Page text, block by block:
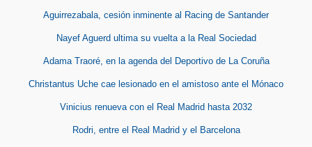
Aguirrezabala, cesión inminente al Racing de Santander
Nayef Aguerd ultima su vuelta a la Real Sociedad
Adama Traoré, en la agenda del Deportivo de La Coruña
Christantus Uche cae lesionado en el amistoso ante el Mónaco
Vinicius renueva con el Real Madrid hasta 2032
Rodri, entre el Real Madrid y el Barcelona